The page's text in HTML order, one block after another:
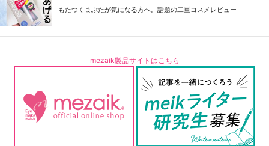
もたつくまぶたが気になる方へ。話題の二重コスメレビュー
mezaik製品サイトはこちら